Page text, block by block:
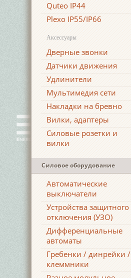
Quteo IP44
Plexo IP55/IP66
Аксессуары
Дверные звонки
Датчики движения
Удлинители
Мультимедия сети
Накладки на бревно
Вилки, адаптеры
Силовые розетки и
вилки
Силовое оборудование
Автоматические
выключатели
Устройства защитного
отключения (УЗО)
Дифференциальные
автоматы
Гребенки / динрейки /
клеммники